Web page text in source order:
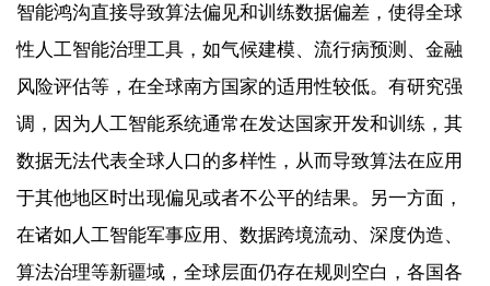
智能鸿沟直接导致算法偏见和训练数据偏差，使得全球
性人工智能治理工具，如气候建模、流行病预测、金融
风险评估等，在全球南方国家的适用性较低。有研究强
调，因为人工智能系统通常在发达国家开发和训练，其
数据无法代表全球人口的多样性，从而导致算法在应用
于其他地区时出现偏见或者不公平的结果。另一方面，
在诸如人工智能军事应用、数据跨境流动、深度伪造、
算法治理等新疆域，全球层面仍存在规则空白，各国各